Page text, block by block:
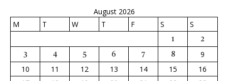
August 2026
M
T W T F S S
1 2
3 4 5 6 7 8
9
10
11 12 13 14 15
16